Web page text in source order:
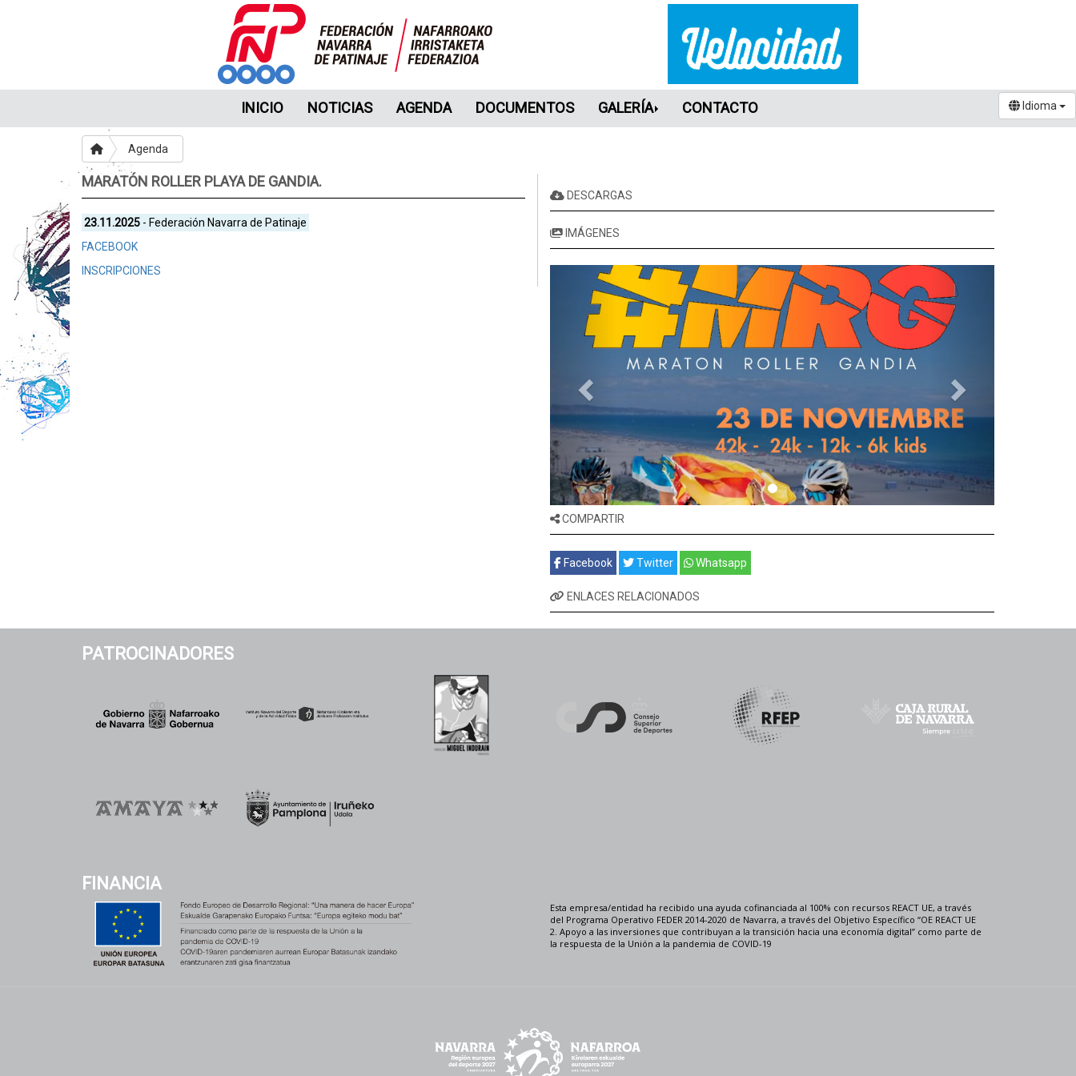
INICIO NOTICIAS AGENDA DOCUMENTOS GALERÍA CONTACTO Idioma
Agenda
MARATÓN ROLLER PLAYA DE GANDIA.
23.11.2025- Federación Navarra de Patinaje
FACEBOOK
INSCRIPCIONES
DESCARGAS
IMÁGENES
COMPARTIR
Facebook Twitter Whatsapp
ENLACES RELACIONADOS
PATROCINADORES
FINANCIA
Esta empresa/entidad ha recibido una ayuda cofinanciada al 100% con recursos REACT UE, a través
del Programa Operativo FEDER 2014-2020 de Navarra, a través del Objetivo Específico “OE REACT UE
2. Apoyo a las inversiones que contribuyan a la transición hacia una economía digital” como parte de
la respuesta de la Unión a la pandemia de COVID-19